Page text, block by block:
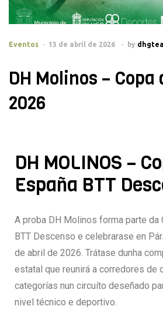
Eventos 13 de abril de 2026 by
DH Molinos – Copa
2026
DH MOLINOS –
España BTT
A proba DH Molinos forma parte da
BTT Descenso e celebrarase en
de abril de 2026. Trátase dunha
estatal que reunirá a corredores de
categorías nun circuíto deseñado
nivel técnico e deportivo.